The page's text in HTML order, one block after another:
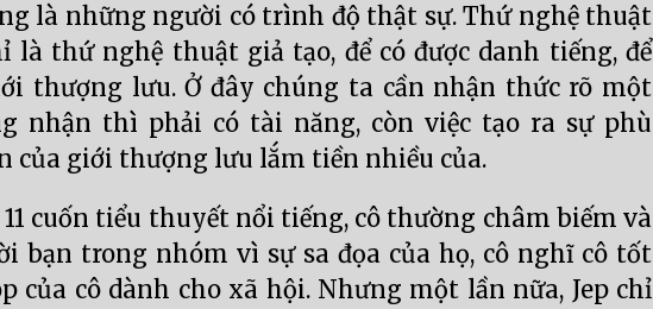
là những người có trình độ thật sự. Thứ nghệ thuật
là thứ nghệ thuật giả tạo, để có được danh tiếng, để
thượng lưu. Ở đây chúng ta cần nhận thức rõ một
nhận thì phải có tài năng, còn việc tạo ra sự phù
của giới thượng lưu lắm tiền nhiều của.
cuốn tiểu thuyết nổi tiếng, cô thường châm biếm và
bạn trong nhóm vì sự sa đọa của họ, cô nghĩ cô tốt
của cô dành cho xã hội. Nhưng một lần nữa, Jep chỉ